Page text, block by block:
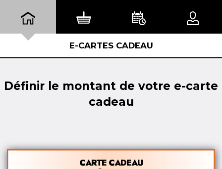
E-CARTES CADEAU
Définir le montant de votre e-carte
cadeau
CARTE CADEAU